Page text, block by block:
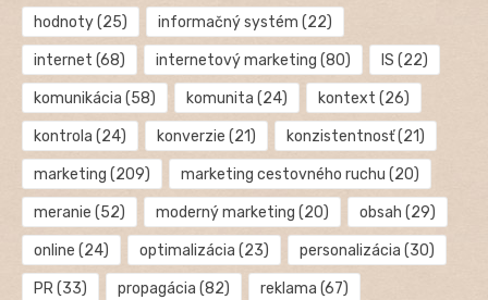
hodnoty(25) informačný systém (22)
internet (68) internetový marketing (80) IS (22)
komunikácia (58) komunita (24) kontext (26)
kontrola (24) konverzie (21) konzistentnosť(21)
marketing (209) marketing cestovného ruchu (20)
meranie (52) moderný marketing (20) obsah (29)
online (24) optimalizácia (23) personalizácia (30)
PR(33) propagácia (82) reklama (67)